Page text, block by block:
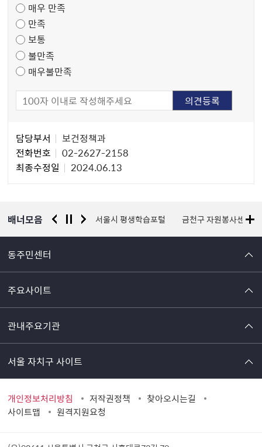
도
조
사
매우 만족
만족
보통
불만족
매우불만족
자
정
담당부서
보건정책과
전화번호
02-2627-2158
최종수정일
2024.06.13
배너모음
경찰청 유실물 통합포털 서울시 평생학습포털 금천구 자원봉사센터
동주민센터
주요사이트
관내주요기관
서울 자치구 사이트
개인정보처리방침 저작권정책
찾아오시는길
사이트맵
원격지원요청